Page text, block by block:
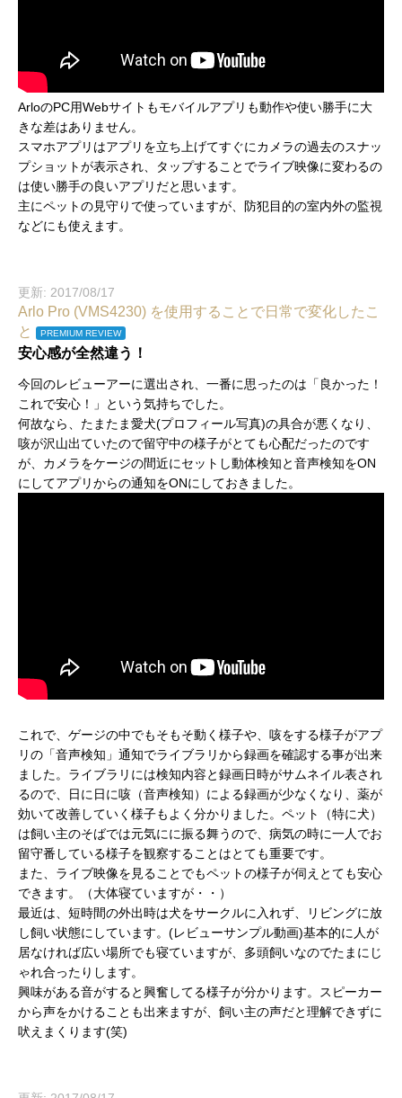
ArloのPC用Webサイトもモバイルアプリも動作や使い勝手に大
きな差はありません。
スマホアプリはアプリを立ち上げてすぐにカメラの過去のスナッ
プショットが表示され、タップすることでライブ映像に変わるの
は使い勝手の良いアプリだと思います。
主にペットの見守りで使っていますが、防犯目的の室内外の監視
などにも使えます。
更新: 2017/08/17
Arlo Pro (VMS4230) を使用することで日常で変化したこ
と
PREMIUM REVIEW
安心感が全然違う！
今回のレビューアーに選出され、一番に思ったのは「良かった！
これで安心！」という気持ちでした。
何故なら、たまたま愛犬(プロフィール写真)の具合が悪くなり、
咳が沢山出ていたので留守中の様子がとても心配だったのです
が、カメラをケージの間近にセットし動体検知と音声検知をON
にしてアプリからの通知をONにしておきました。
これで、ゲージの中でもそもそ動く様子や、咳をする様子がアプ
リの「音声検知」通知でライブラリから録画を確認する事が出来
ました。ライブラリには検知内容と録画日時がサムネイル表され
るので、日に日に咳（音声検知）による録画が少なくなり、薬が
効いて改善していく様子もよく分かりました。ペット（特に犬）
は飼い主のそばでは元気にに振る舞うので、病気の時に一人でお
留守番している様子を観察することはとても重要です。
また、ライブ映像を見ることでもペットの様子が伺えとても安心
できます。（大体寝ていますが・・）
最近は、短時間の外出時は犬をサークルに入れず、リビングに放
し飼い状態にしています。(レビューサンプル動画)基本的に人が
居なければ広い場所でも寝ていますが、多頭飼いなのでたまにじ
ゃれ合ったりします。
興味がある音がすると興奮してる様子が分かります。スピーカー
から声をかけることも出来ますが、飼い主の声だと理解できずに
吠えまくります(笑)